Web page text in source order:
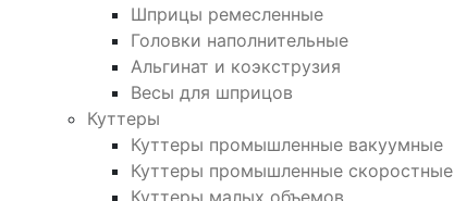
Шприцы ремесленные
Головки наполнительные
Альгинат и коэкструзия
Весы для шприцов
Куттеры
Куттеры промышленные вакуумные
Куттеры промышленные скоростные
Куттеры малых объемов